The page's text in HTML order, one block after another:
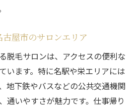
屋市のサロンエリア
脱毛サロンは、アクセスの便利な
います。特に名駅や栄エリアには
地下鉄やバスなどの公共交通機関
通いやすさが魅力です。仕事帰り